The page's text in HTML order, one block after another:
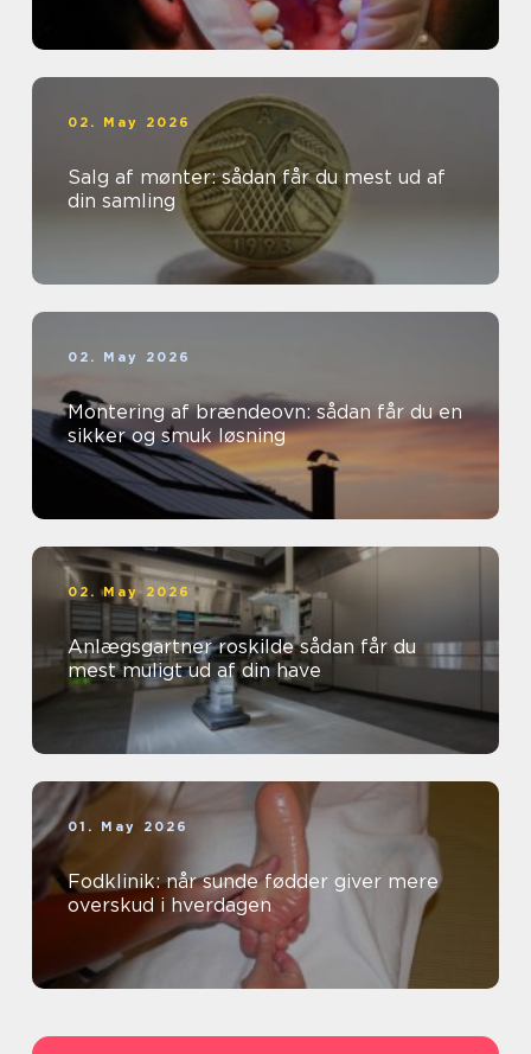
02. May 2026
Salg af mønter: sådan får du mest ud af
din samling
02. May 2026
Montering af brændeovn: sådan får du en
sikker og smuk løsning
02. May 2026
Anlægsgartner roskilde sådan får du
mest muligt ud af din have
01. May 2026
Fodklinik: når sunde fødder giver mere
overskud i hverdagen